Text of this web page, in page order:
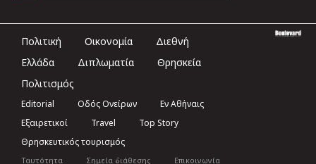
Πολιτική Οικονομία
Διεθνή
Ελλάδα
Διπλωματία
Θρησκεία
Πολιτισμός
Editorial Οδός Ονείρων
Εν Αθήναις
Εξαιρετικοί
Travel
Top Story
Θρησκευτικός τουρισμός
Ταυτότητα Σημεία διάθεσης Επικοινωνία